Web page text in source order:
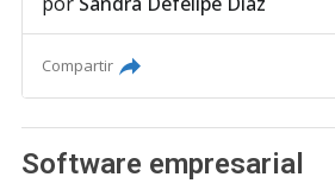
Compartir
Software empresarial